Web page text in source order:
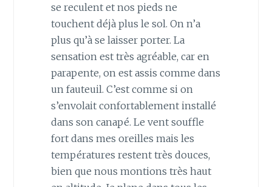
se reculent et nos pieds ne
touchent déjà plus le sol. On n’a
plus qu’à se laisser porter. La
sensation est très agréable, car en
parapente, on est assis comme dans
un fauteuil. C’est comme si on
s’envolait confortablement installé
dans son canapé. Le vent souffle
fort dans mes oreilles mais les
températures restent très douces,
bien que nous montions très haut